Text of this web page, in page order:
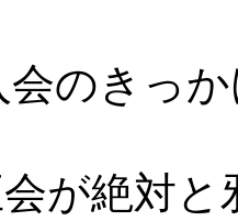
のきっか
が絶対と